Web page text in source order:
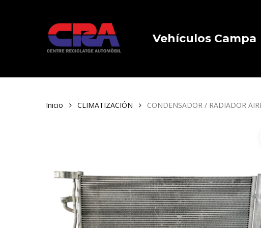
Vehículos Campa
Inicio CLIMATIZACIÓN CONDENSADOR / RADIADOR